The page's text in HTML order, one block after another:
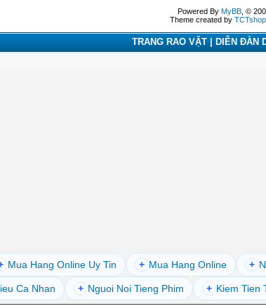
Powered By MyBB, ©
Theme created by
TRANG RAO VẶT | DIỄN ĐÀN
Mua Hang Online Uy Tin + Mua Hang Online +
Ca Nhan + Nguoi Noi Tieng Phim + Kiem Tien